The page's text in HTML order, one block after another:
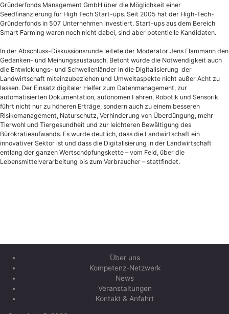
Gründerfonds Management GmbH über die Möglichkeit einer
Seedfinanzierung für High Tech Start-ups. Seit 2005 hat der High-Tech-
Gründerfonds in 507 Unternehmen investiert. Start-ups aus dem Bereich
Smart Farming waren noch nicht dabei, sind aber potentielle Kandidaten.
In der Abschluss-Diskussionsrunde leitete der Moderator Jens Flammann den
Gedanken- und Meinungsaustausch. Betont wurde die Notwendigkeit auch
die Entwicklungs- und Schwellenländer in die Digitalisierung der
Landwirtschaft miteinzubeziehen und Umweltaspekte nicht außer Acht zu
lassen. Der Einsatz digitaler Helfer zum Datenmanagement, zur
automatisierten Dokumentation, autonomen Fahren, Robotik und Sensorik
führt nicht nur zu höheren Erträge, sondern auch zu einem besseren
Risikomanagement, Naturschutz, Verhinderung von Überdüngung, mehr
Tierwohl und Tiergesundheit und zur leichteren Bewältigung des
Bürokratieaufwands. Es wurde deutlich, dass die Landwirtschaft ein
innovativer Sektor ist und dass die Digitalisierung in der Landwirtschaft
entlang der ganzen Wertschöpfungskette – vom Feld, über die
Lebensmittelverarbeitung bis zum Verbraucher – stattfindet.
Über uns
Kompetenz-Netzwerk
News
Veranstaltungen
Kontakt & Anfahrt